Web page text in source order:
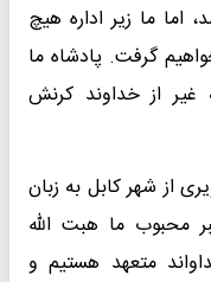
اما ما زیر اداره هیچ
گرفت. پادشاه ما
از خداوند کرنش
از شهر کابل به زبان
محبوب ما هبت الله
متعهد هستیم و